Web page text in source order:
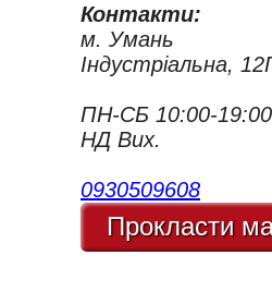
Контакти:
м. Умань
Індустріальна,
ПН-СБ 10:00-19:00
НД Вих.
0930509608
Прокласти